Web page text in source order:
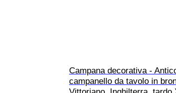
Campana decorativa -
campanello da tavolo in